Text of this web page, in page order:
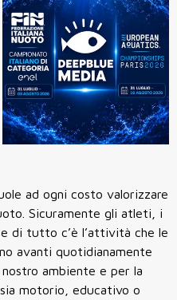
ad ogni costo valorizzare
Sicuramente gli atleti, i
di tutto c’è l’attività che le
avanti quotidianamente
ambiente e per la
motorio, educativo o